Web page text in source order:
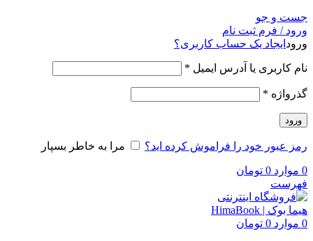
جست و جو
ورود / فرم ثبت نام
ورود ایجاد یک حساب کاربری؟
نام کاربری یا آدرس ایمیل *
گذرواژه *
ورود
رمز عبور خود را فراموش کرده اید؟ مرا به خاطر بسپار
0 موارد 0 تومان
فهرست
0 موارد 0 تومان